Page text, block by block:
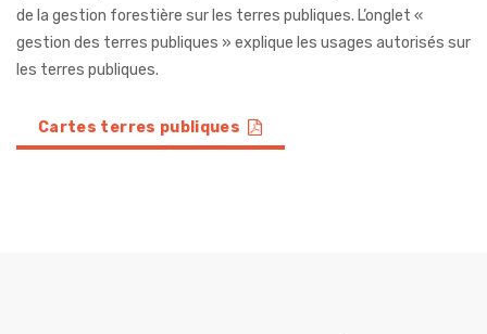
de la gestion forestière sur les terres publiques. L’onglet «
gestion des terres publiques » explique les usages autorisés sur
les terres publiques.
Cartes terres publiques